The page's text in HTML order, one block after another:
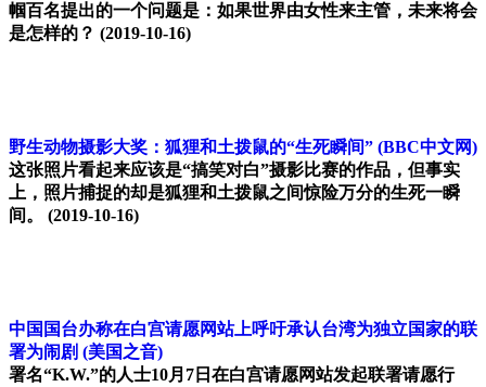
帼百名提出的一个问题是：如果世界由女性来主管，未来将会
是怎样的？ (2019-10-16)
野生动物摄影大奖：狐狸和土拨鼠的“生死瞬间” (BBC中文网)
这张照片看起来应该是“搞笑对白”摄影比赛的作品，但事实
上，照片捕捉的却是狐狸和土拨鼠之间惊险万分的生死一瞬
间。
(2019-10-16)
中国国台办称在白宫请愿网站上呼吁承认台湾为独立国家的联
署为闹剧 (美国之音)
署名“K.W.”的人士10月7日在白宫请愿网站发起联署请愿行